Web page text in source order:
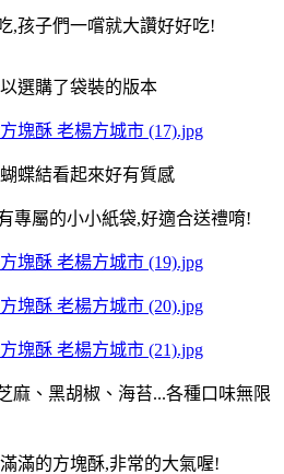
,孩子們一嚐就大讚好好吃!
選購了袋裝的版本
蝶結看起來好有質感
專屬的小小紙袋,好適合送禮唷!
麻、黑胡椒、海苔...各種口味無限
滿的方塊酥,非常的大氣喔!